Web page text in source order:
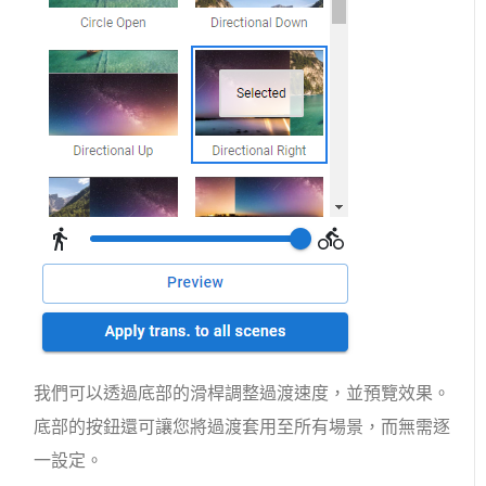
我們可以透過底部的滑桿調整過渡速度，並預覽效果。
底部的按鈕還可讓您將過渡套用至所有場景，而無需逐
一設定。